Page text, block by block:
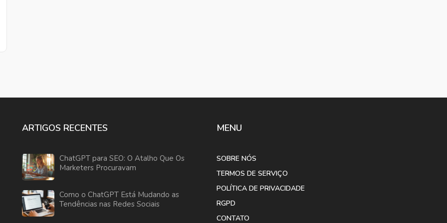
ARTIGOS RECENTES
ChatGPT para SEO: O Atalho Que Os
Marketers Procuravam
Como o ChatGPT Está Mudando as
Tendências nas Redes Sociais
MENU
SOBRE NÓS
TERMOS DE SERVIÇO
POLÍTICA DE PRIVACIDADE
RGPD
CONTATO